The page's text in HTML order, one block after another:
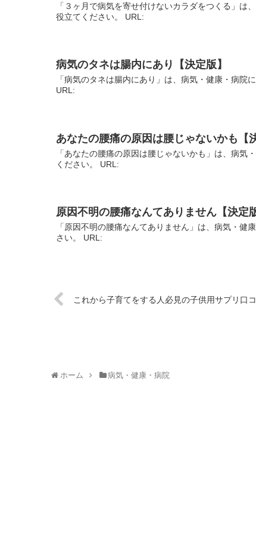
「３ヶ月で病気を寄せ付けないカラダをつくる」
役立てください。 URL:
病気のタネは腸内にあり【決定版】
「病気のタネは腸内にあり」は、病気・健康・病院
URL:
あなたの腰痛の原因は腰じゃないかも【
「あなたの腰痛の原因は腰じゃないかも」は、病
ください。 URL:
原因不明の腰痛なんてありません【決定版
「原因不明の腰痛なんてありません」は、病気・
さい。 URL:
これから子育てをする人必見の子供用サプリ口コ
ホーム 病気・健康・病院